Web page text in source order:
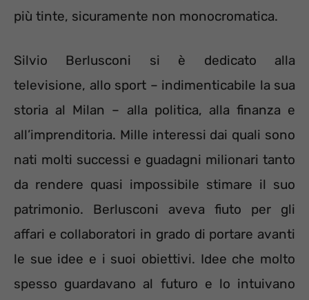
più tinte, sicuramente non monocromatica.
Silvio Berlusconi si è dedicato alla
televisione, allo sport – indimenticabile la sua
storia al Milan – alla politica, alla finanza e
all’imprenditoria. Mille interessi dai quali sono
nati molti successi e guadagni milionari tanto
da rendere quasi impossibile stimare il suo
patrimonio. Berlusconi aveva fiuto per gli
affari e collaboratori in grado di portare avanti
le sue idee e i suoi obiettivi. Idee che molto
spesso guardavano al futuro e lo intuivano